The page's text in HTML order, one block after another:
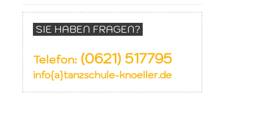
SIE HABEN FRAGEN?
Telefon: (0621) 517795
info{a}tanzschule-knoeller.de